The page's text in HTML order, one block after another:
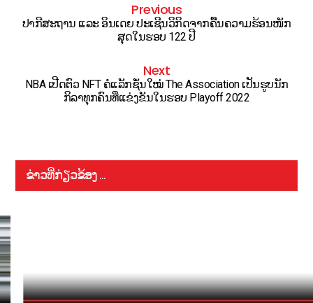
Previous
ປາກີສະຖານ ແລະ ອິນເດຍ ປະເຊີນວິກິດຈາກຄື້ນຄວາມຮ້ອນໜັກ
ສຸດໃນຮອບ 122 ປີ
Next
NBA ເປີດຕົວ NFT ຄໍແລັກຊັ່ນໃໝ່ The Association ເປັນຮູບນັກ
ກິລາທຸກຄົນທີ່ແຂ່ງຂັນໃນຮອບ Playoff 2022
ຂ່າວທີ່ກ່ຽວຂ້ອງ ...